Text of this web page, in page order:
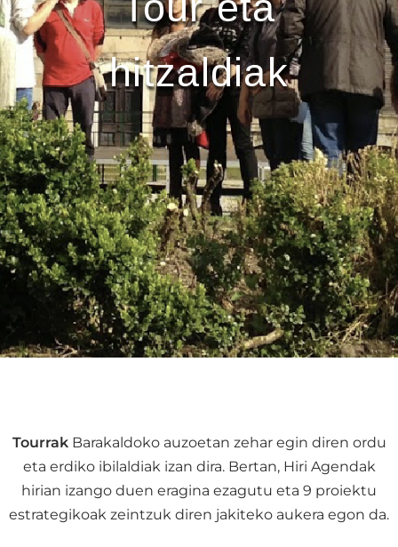
hitzaldiak
TourrakBarakaldoko auzoetan zehar egin diren ordu
eta erdiko ibilaldiak izan dira. Bertan, Hiri Agendak
hirian izango duen eragina ezagutu eta 9 proiektu
estrategikoak zeintzuk diren jakiteko aukera egon da.